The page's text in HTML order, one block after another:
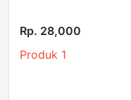
Rp. 28,000
Produk 1